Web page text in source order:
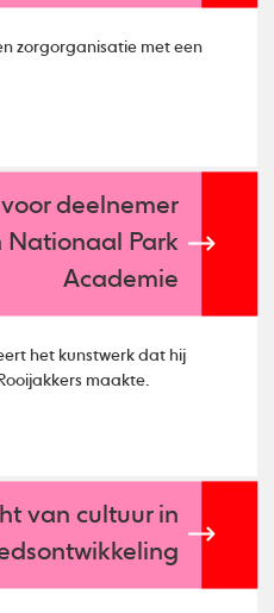
zorgorganisatie met een
deelnemer
Nationaal Park
Academie
het kunstwerk dat hij
maakte.
van cultuur in